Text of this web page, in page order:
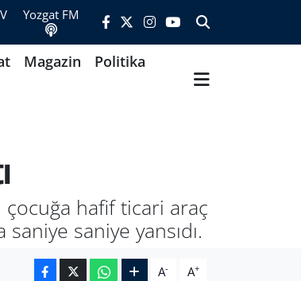
Yozgat FM
Magazin
Politika
çocuğa hafif ticari araç
saniye yansıdı.
A- A+